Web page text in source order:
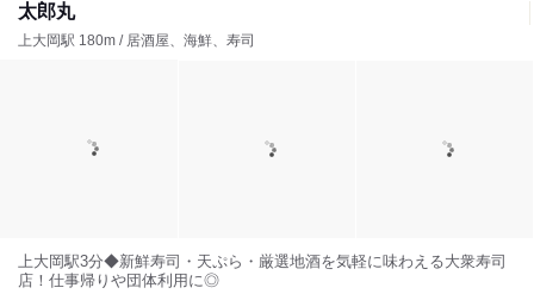
太郎丸
上大岡駅 180m / 居酒屋、海鮮、寿司
上大岡駅3分◆新鮮寿司・天ぷら・厳選地酒を気軽に味わえる大衆寿司
店！仕事帰りや団体利用に◎